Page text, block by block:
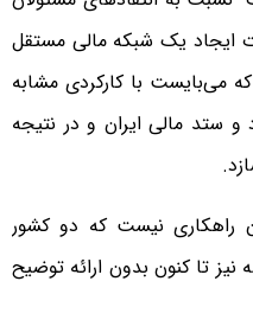
ایجاد یک شبکه مالی مستقل
می‌بایست با کارکردی مشابه
و ستد مالی ایران و در نتیجه
راهکاری نیست که دو کشور
نیز تا کنون بدون ارائه توضیح